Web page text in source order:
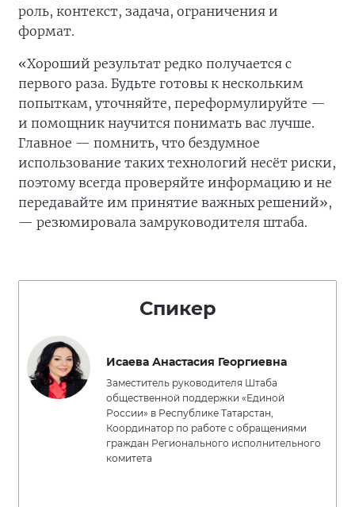
роль, контекст, задача, ограничения и
формат.
«Хороший результат редко получается с
первого раза. Будьте готовы к нескольким
попыткам, уточняйте, переформулируйте —
и помощник научится понимать вас лучше.
Главное — помнить, что бездумное
использование таких технологий несёт риски,
поэтому всегда проверяйте информацию и не
передавайте им принятие важных решений»,
— резюмировала замруководителя штаба.
Спикер
Исаева Анастасия Георгиевна
Заместитель руководителя Штаба
общественной поддержки «Единой
России» в Республике Татарстан,
Координатор по работе с обращениями
граждан Регионального исполнительного
комитета